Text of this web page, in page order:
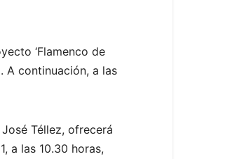
‘Flamenco de
A continuación, a las
Téllez, ofrecerá
a las 10.30 horas,